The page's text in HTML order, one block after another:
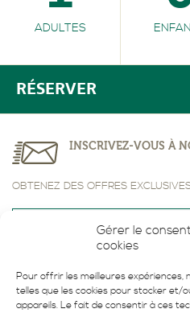
Gérer le
cookies
Pour offrir les meilleures expériences,
telles que les cookies pour stocker et/
appareils. Le fait de consentir à ces
ADULTES
RÉSERVER
INSCRIVEZ-VOUS À
OBTENEZ DES OFFRES